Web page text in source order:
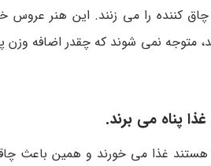
کننده را می زنند. این هنر عروس
متوجه نمی شوند که چقدر اضافه وزن
پناه می برند.
هستند غذا می خورند و همین باعث